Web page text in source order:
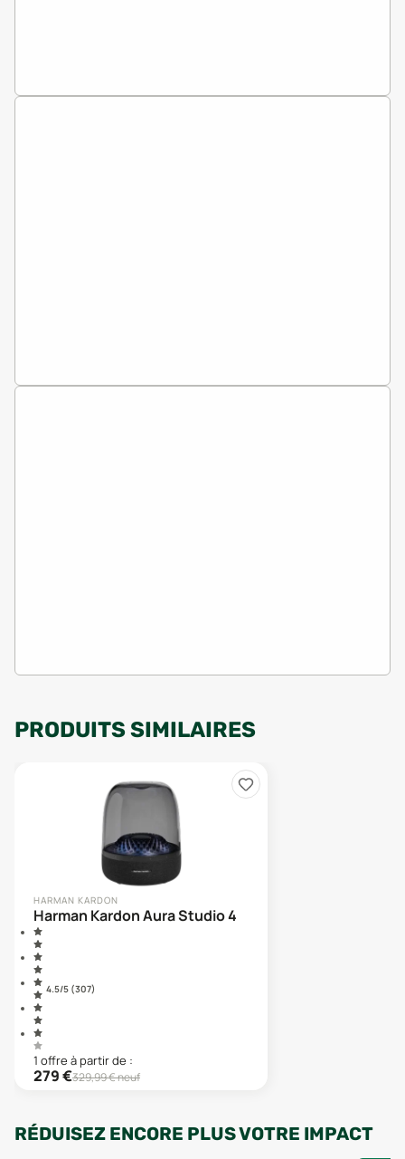
PRODUITS SIMILAIRES
HARMAN KARDON
Harman Kardon Aura Studio 4
4.5/5 (307)
1 offre à partir de :
279€329,99€ neuf
RÉDUISEZ ENCORE PLUS VOTRE IMPACT